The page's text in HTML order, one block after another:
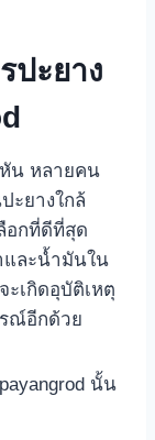
ปะยาง
น หลายคน
ะยางใกล้
อกที่ดีที่สุด
และน้ำมันใน
ะเกิดอุบัติเหตุ
ณ์อีกด้วย
นั้น